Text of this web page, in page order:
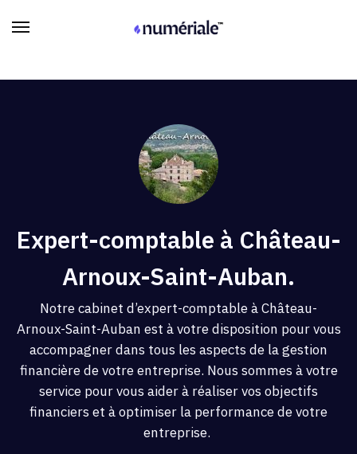
Expert-comptable à Château-
Arnoux-Saint-Auban.
Notre cabinet d’expert-comptable à Château-
Arnoux-Saint-Auban est à votre disposition pour vous
accompagner dans tous les aspects de la gestion
financière de votre entreprise. Nous sommes à votre
service pour vous aider à réaliser vos objectifs
financiers et à optimiser la performance de votre
entreprise.